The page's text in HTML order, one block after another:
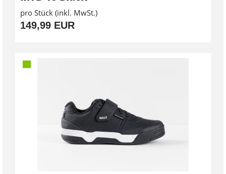
pro Stück (inkl. MwSt.)
149,99 EUR